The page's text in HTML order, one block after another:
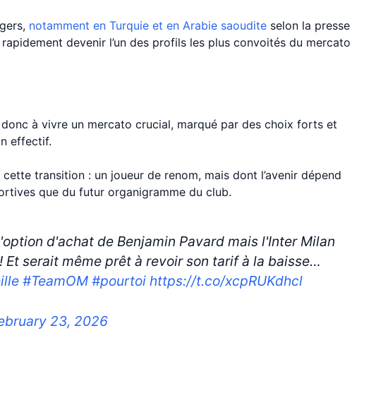
notamment en Turquie et en Arabie saoudite selon la presse
devenir l’un des profils les plus convoités du mercato
donc à vivre un mercato crucial, marqué par des choix forts et
effectif.
transition : un joueur de renom, mais dont l’avenir dépend
que du futur organigramme du club.
d'achat de Benjamin Pavard mais l'Inter Milan
Et serait même prêt à revoir son tarif à la baisse…
#TeamOM #pourtoi https://t.co/xcpRUKdhcl
23, 2026